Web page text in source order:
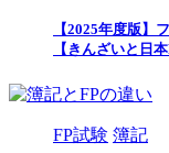
【2025年度版】
【きんざいと日
FP試験 簿記